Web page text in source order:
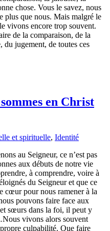
chose. Vous le savez, nous
plus que nous. Mais malgré le
vivons encore trop souvent.
de la comparaison, de la
du jugement, de toutes ces
en Christ
et spirituelle, Identité
au Seigneur, ce n’est pas
aux débuts de notre vie
à comprendre, voire à
du Seigneur et que ce
cœur pour nous ramener à la
pouvons faire face aux
sœurs dans la foi, il peut y
vivons alors souvent
culpabilité. Que faire